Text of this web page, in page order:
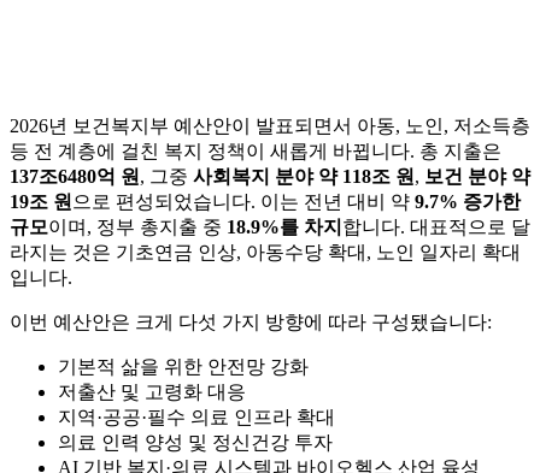
2026년 보건복지부 예산안이 발표되면서 아동, 노인, 저소득층
등 전 계층에 걸친 복지 정책이 새롭게 바뀝니다. 총 지출은
137조6480억 원 , 그중 사회복지 분야 약 118조 원 , 보건 분야 약
19조 원 으로 편성되었습니다. 이는 전년 대비 약 9.7% 증가한
규모이며, 정부 총지출 중 18.9%를 차지 합니다. 대표적으로 달
라지는 것은 기초연금 인상, 아동수당 확대, 노인 일자리 확대
입니다.
이번 예산안은 크게 다섯 가지 방향에 따라 구성됐습니다:
기본적 삶을 위한 안전망 강화
저출산 및 고령화 대응
지역·공공·필수 의료 인프라 확대
의료 인력 양성 및 정신건강 투자
AI 기반 복지·의료 시스템과 바이오헬스 산업 육성